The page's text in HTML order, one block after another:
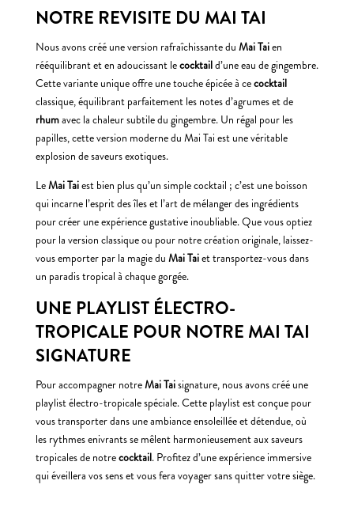
NOTRE REVISITE DU MAI TAI
Nous avons créé une version rafraîchissante du Mai Taien
rééquilibrant et en adoucissant lecocktaild’une eau de gingembre.
Cette variante unique offre une touche épicée à cecocktail
classique, équilibrant parfaitement les notes d’agrumes et de
rhumavec la chaleur subtile du gingembre. Un régal pour les
papilles, cette version moderne du Mai Tai est une véritable
explosion de saveurs exotiques.
LeMai Taiest bien plus qu’un simple cocktail ; c’est une boisson
qui incarne l’esprit des îles et l’art de mélanger des ingrédients
pour créer une expérience gustative inoubliable. Que vous optiez
pour la version classique ou pour notre création originale, laissez-
vous emporter par la magie du Mai Taiet transportez-vous dans
un paradis tropical à chaque gorgée.
UNE PLAYLIST ÉLECTRO-
TROPICALE POUR NOTRE MAI TAI
SIGNATURE
Pour accompagner notreMai Taisignature, nous avons créé une
playlist électro-tropicale spéciale. Cette playlist est conçue pour
vous transporter dans une ambiance ensoleillée et détendue, où
les rythmes enivrants se mêlent harmonieusement aux saveurs
tropicales de notrecocktail. Profitez d’une expérience immersive
qui éveillera vos sens et vous fera voyager sans quitter votre siège.